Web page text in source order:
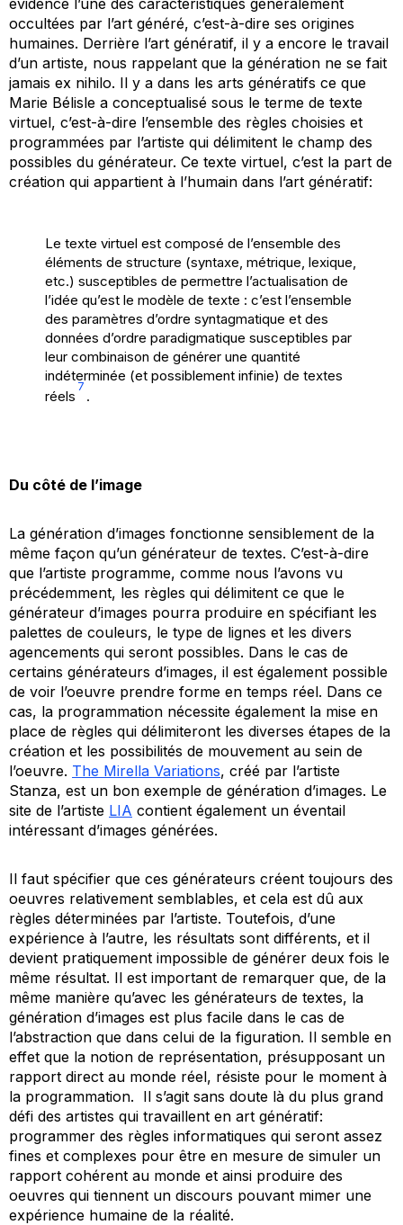
occultées par l’art généré, c’est-à-dire ses origines
humaines. Derrière l’art génératif, il y a encore le travail
d’un artiste, nous rappelant que la génération ne se fait
jamais ex nihilo. Il y a dans les arts génératifs ce que
Marie Bélisle a conceptualisé sous le terme de texte
virtuel, c’est-à-dire l’ensemble des règles choisies et
programmées par l’artiste qui délimitent le champ des
possibles du générateur. Ce texte virtuel, c’est la part de
création qui appartient à l’humain dans l’art génératif:
Le texte virtuel est composé de l’ensemble des
éléments de structure (syntaxe, métrique, lexique,
etc.) susceptibles de permettre l’actualisation de
l’idée qu’est le modèle de texte : c’est l’ensemble
des paramètres d’ordre syntagmatique et des
données d’ordre paradigmatique susceptibles par
leur combinaison de générer une quantité
indéterminée (et possiblement infinie) de textes
réels
7
.
Du côté de l’image
La génération d’images fonctionne sensiblement de la
même façon qu’un générateur de textes. C’est-à-dire
que l’artiste programme, comme nous l’avons vu
précédemment, les règles qui délimitent ce que le
générateur d’images pourra produire en spécifiant les
palettes de couleurs, le type de lignes et les divers
agencements qui seront possibles. Dans le cas de
certains générateurs d’images, il est également possible
de voir l’oeuvre prendre forme en temps réel. Dans ce
cas, la programmation nécessite également la mise en
place de règles qui délimiteront les diverses étapes de la
création et les possibilités de mouvement au sein de
l’oeuvre. The Mirella Variations, créé par l’artiste
Stanza, est un bon exemple de génération d’images. Le
site de l’artiste LIA contient également un éventail
intéressant d’images générées.
Il faut spécifier que ces générateurs créent toujours des
oeuvres relativement semblables, et cela est dû aux
règles déterminées par l’artiste. Toutefois, d’une
expérience à l’autre, les résultats sont différents, et il
devient pratiquement impossible de générer deux fois le
même résultat. Il est important de remarquer que, de la
même manière qu’avec les générateurs de textes, la
génération d’images est plus facile dans le cas de
l’abstraction que dans celui de la figuration. Il semble en
effet que la notion de représentation, présupposant un
rapport direct au monde réel, résiste pour le moment à
la programmation. Il s’agit sans doute là du plus grand
défi des artistes qui travaillent en art génératif:
programmer des règles informatiques qui seront assez
fines et complexes pour être en mesure de simuler un
rapport cohérent au monde et ainsi produire des
oeuvres qui tiennent un discours pouvant mimer une
expérience humaine de la réalité.